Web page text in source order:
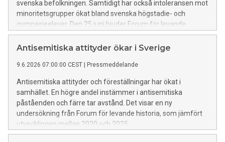
svenska befolkningen. Samtidigt har också intoleransen mot
minoritetsgrupper ökat bland svenska högstadie- och
gymnasieelever. Den 25 juni bjuder Forum för levande
historia in till samtal om vad utvecklingen betyder för
demokratin och hur vi kan stärka motståndskraften mot
Antisemitiska attityder ökar i Sverige
9.6.2026 07:00:00 CEST Pressmeddelande
Antisemitiska attityder och föreställningar har ökat i
samhället. En högre andel instämmer i antisemitiska
påståenden och färre tar avstånd. Det visar en ny
undersökning från Forum för levande historia, som jämfört
utvecklingen mellan 2020 och 2025.